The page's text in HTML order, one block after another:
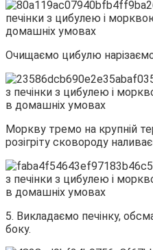
Очищаємо цибулю
Моркву тремо на крупній
розігріту сковороду
5. Викладаємо печінку,
боку.